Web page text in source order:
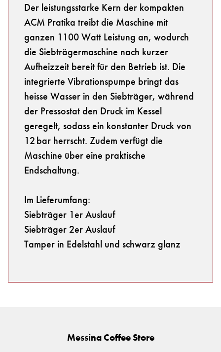
Der leistungsstarke Kern der kompakten
ACM Pratika treibt die Maschine mit
ganzen 1100 Watt Leistung an, wodurch
die Siebträgermaschine nach kurzer
Aufheizzeit bereit für den Betrieb ist. Die
integrierte Vibrationspumpe bringt das
heisse Wasser in den Siebträger, während
der Pressostat den Druck im Kessel
geregelt, sodass ein konstanter Druck von
12 bar herrscht. Zudem verfügt die
Maschine über eine praktische
Endschaltung.
Im Lieferumfang:
Siebträger 1er Auslauf
Siebträger 2er Auslauf
Tamper in Edelstahl und schwarz glanz
Messina Coffee Store